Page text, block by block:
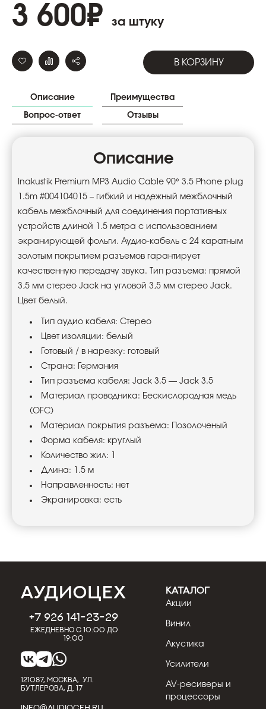
3 600₽ за штуку
В КОРЗИНУ
Описание Преимущества
Вопрос-ответ Отзывы
Описание
Inakustik Premium MP3 Audio Cable 90° 3.5 Phone plug
1.5m #004104015 – гибкий и надежный межблочный
кабель межблочный для соединения портативных
устройств длиной 1.5 метра с использованием
экранирующей фольги. Аудио-кабель с 24 каратным
золотым покрытием разъемов гарантирует
качественную передачу звука. Тип разъема: прямой
3,5 мм стерео Jack на угловой 3,5 мм стерео Jack.
Цвет белый.
Тип аудио кабеля: Стерео
Цвет изоляции: белый
Готовый / в нарезку: готовый
Страна: Германия
Тип разъема кабеля: Jack 3.5 — Jack 3.5
Материал проводника: Беcкислородная медь
(OFC)
Материал покрытия разъема: Позолоченый
Форма кабеля: круглый
Количество жил: 1
Длина: 1.5 м
Направленность: нет
Экранировка: есть
+7 926 141-23-29
Ежедневно с 10:00 до
19:00
121087, МОСКВА, УЛ.
БУТЛЕРОВА, Д. 17
КАТАЛОГ
Акции
Винил
Акустика
Усилители
AV-ресиверы и
процессоры